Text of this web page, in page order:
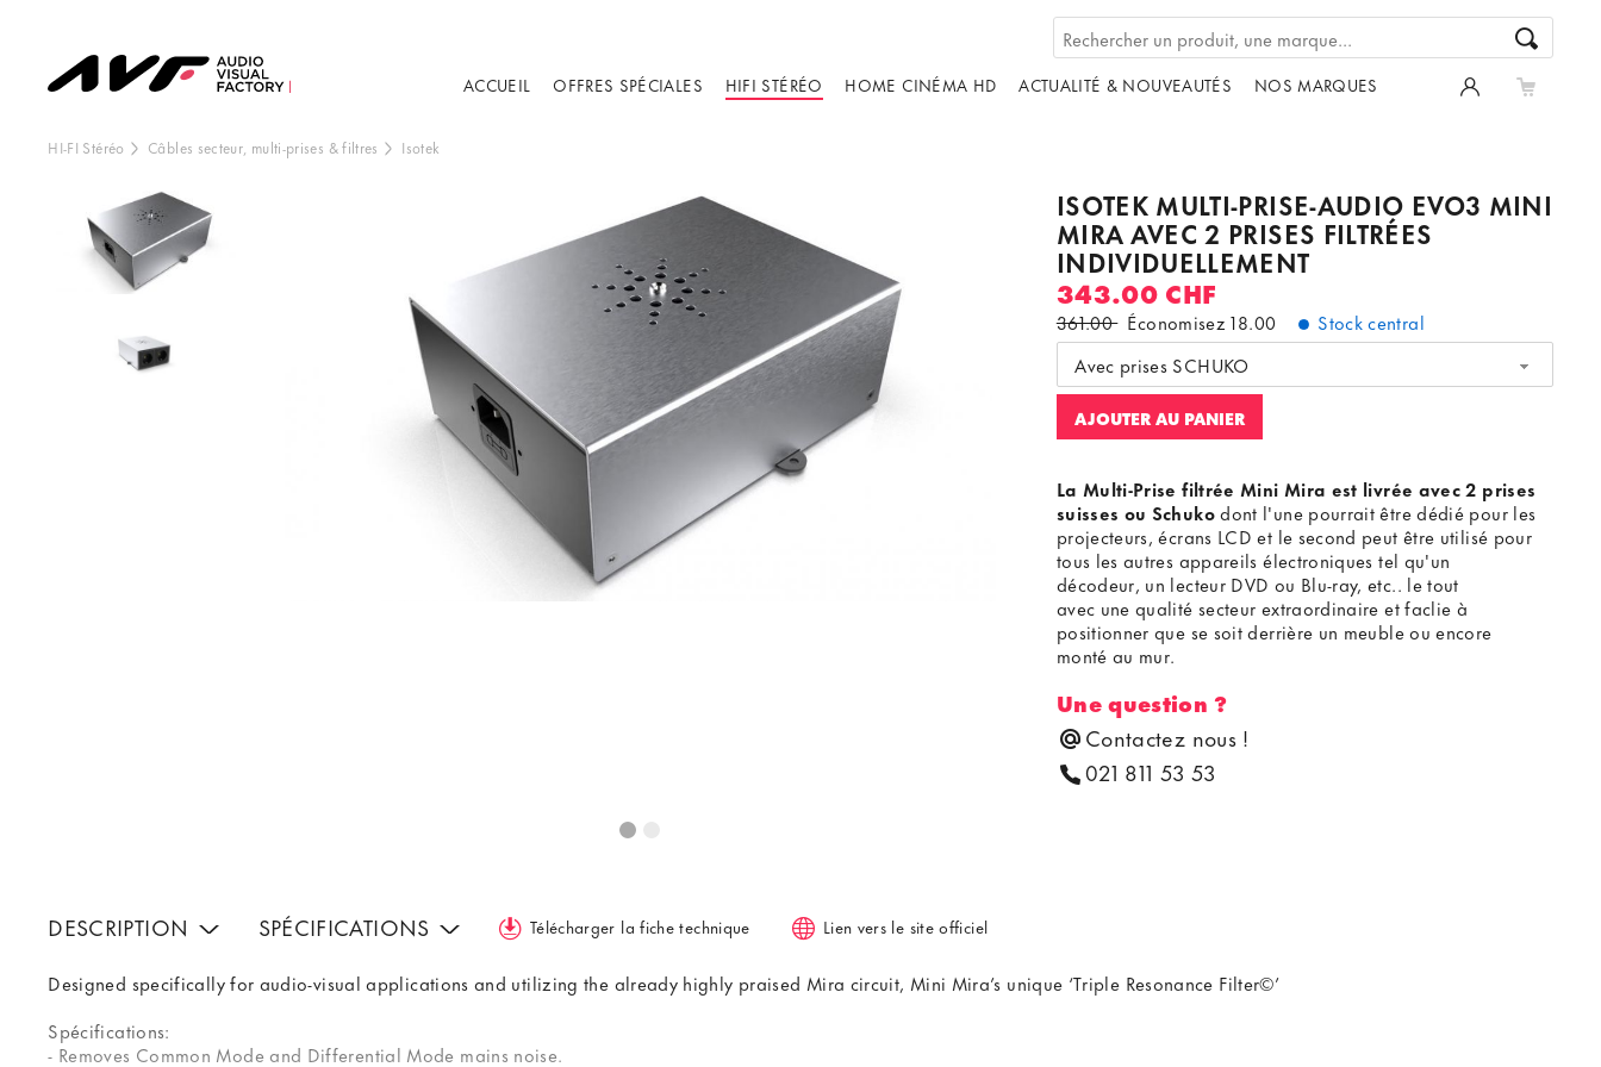
ACCUEIL OFFRES SPÉCIALES HIFI STÉRÉO HOME CINÉMA HD ACTUALITÉ & NOUVEAUTÉS NOS MARQUES
HI-FI Stéréo Câbles secteur, multi-prises & filtres Isotek
ISOTEK MULTI-PRISE-AUDIO EVO3 MINI
MIRA AVEC 2 PRISES FILTRÉES
INDIVIDUELLEMENT
343.00 CHF
361.00 Économisez18.00
Stock central
Avec prises SCHUKO
AJOUTER AU PANIER
La Multi-Prise filtrée Mini Mira est livrée avec 2 prises
suisses ou Schukodont l'une pourrait être dédié pour les
projecteurs, écrans LCD et le second peut être utilisé pour
tous les autres appareils électroniques tel qu'un
décodeur, un lecteur DVD ou Blu-ray, etc.. le tout
avec une qualité secteur extraordinaire et faclie à
positionner que se soit derrière un meuble ou encore
monté au mur.
Une question ?
Contactez nous !
021 811 53 53
DESCRIPTION
Designed specifically for audio-visual applications and utilizing the already highly praised Mira circuit, Mini Mira’s unique ‘Triple Resonance Filter©’
Spécifications:
- Removes Common Mode and Differential Mode mains noise.
SPÉCIFICATIONS Télécharger la fiche technique Lien vers le site officiel